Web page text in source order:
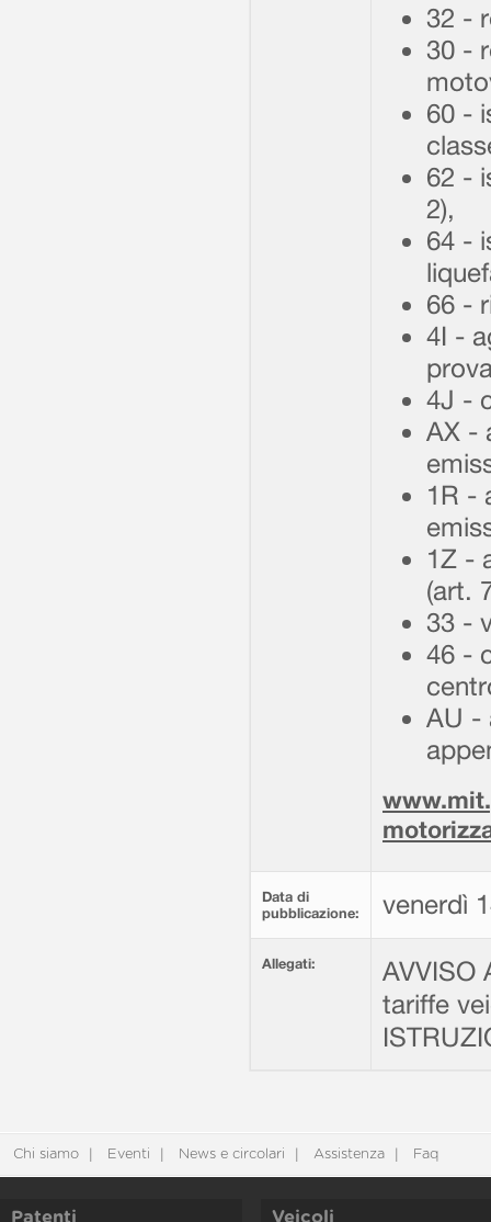
32 -
30 -
60 -
62 -
2),
64 -
66 -
4I -
4J -
AX -
1R -
1Z -
(art.
33 -
46 -
AU -
Data di
pubblicazione:
venerdì
Allegati:
AVVISO
tariffe
Chi siamo Eventi News e circolari Assistenza Faq
Patenti Veicoli